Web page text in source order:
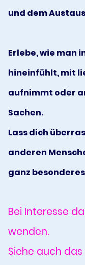
und dem
Erlebe, wie man
hineinfühlt, mit
aufnimmt oder
Sachen.
Lass dich
anderen
ganz
Bei Interesse
wenden.
Siehe auch